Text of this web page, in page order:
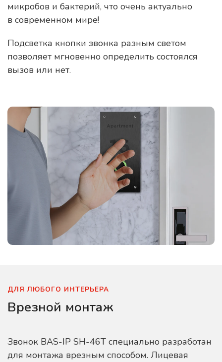
микробов и бактерий, что очень актуально
в современном мире!
Подсветка кнопки звонка разным светом
позволяет мгновенно определить состоялся
вызов или нет.
ДЛЯ ЛЮБОГО ИНТЕРЬЕРА
Врезной монтаж
Звонок BAS-IP SH-46T специально разработан
для монтажа врезным способом. Лицевая